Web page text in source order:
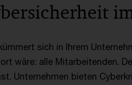
sich in Ihrem
wäre: alle Mitarbeitenden.
Unternehmen bieten